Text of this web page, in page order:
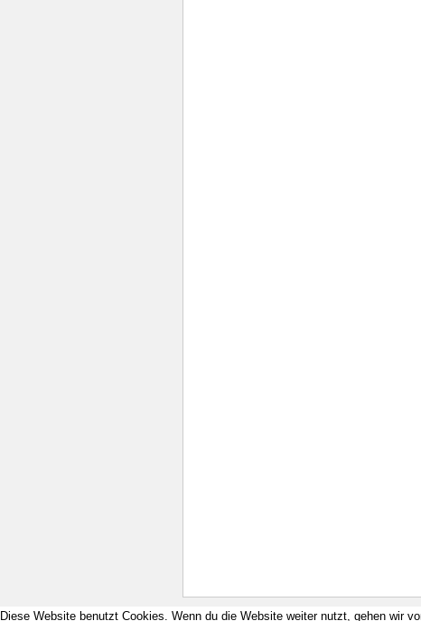
Diese Website benutzt Cookies. Wenn du die Website weiter nutzt, gehen wir